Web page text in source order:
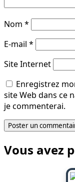
Nom *
E-mail *
Site Internet
Enregistrez
site Web dans ce
je commenterai.
Vous avez